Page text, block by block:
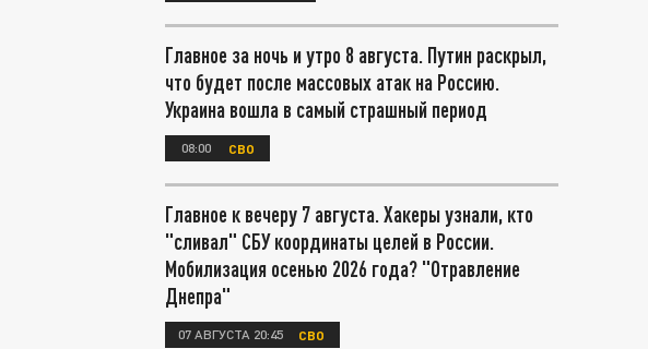
Главное за ночь и утро 8 августа. Путин раскрыл,
что будет после массовых атак на Россию.
Украина вошла в самый страшный период
08:00 СВО
Главное к вечеру 7 августа. Хакеры узнали, кто
"сливал" СБУ координаты целей в России.
Мобилизация осенью 2026 года? "Отравление
Днепра"
07 АВГУСТА 20:45 СВО